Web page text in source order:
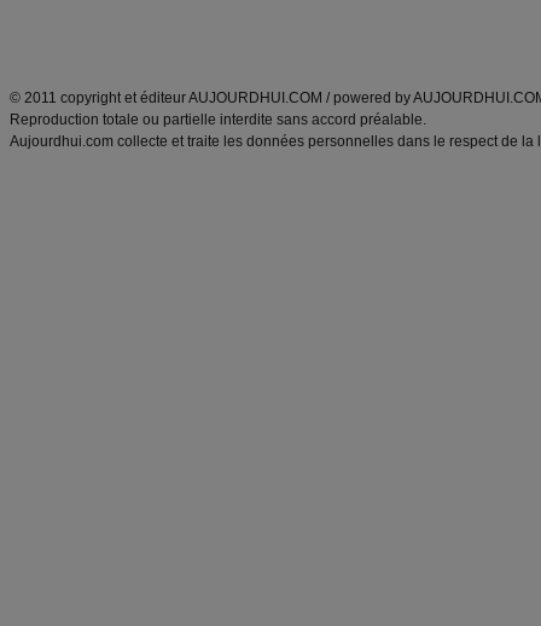
© 2011 copyright et éditeur AUJOURDHUI.COM / powered by
Reproduction totale ou partielle interdite sans accord préalable.
Aujourdhui.com collecte et traite les données personnelles dans le respect de